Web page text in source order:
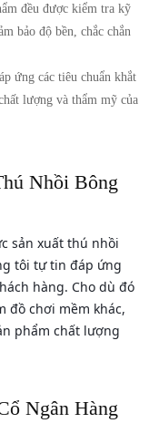
đều được kiểm tra kỹ
bảo độ bền, chắc chắn
ứng các tiêu chuẩn khắt
lượng và thẩm mỹ của
Nhồi Bông
sản xuất thú nhồi
tôi tự tin đáp ứng
hàng. Cho dù đó
đồ chơi mềm khác,
phẩm chất lượng
Ngân Hàng